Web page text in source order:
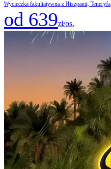
Wycieczka fakultatywna z Hiszpanii, Teneryfa
od 639zł/os.